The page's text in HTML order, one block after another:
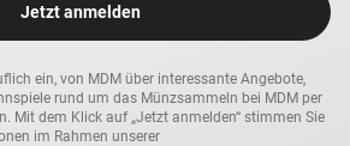
Jetzt anmelden
ein, von MDM über interessante Angebote,
rund um das Münzsammeln bei MDM per
Mit dem Klick auf „Jetzt anmelden“ stimmen Sie
im Rahmen unserer